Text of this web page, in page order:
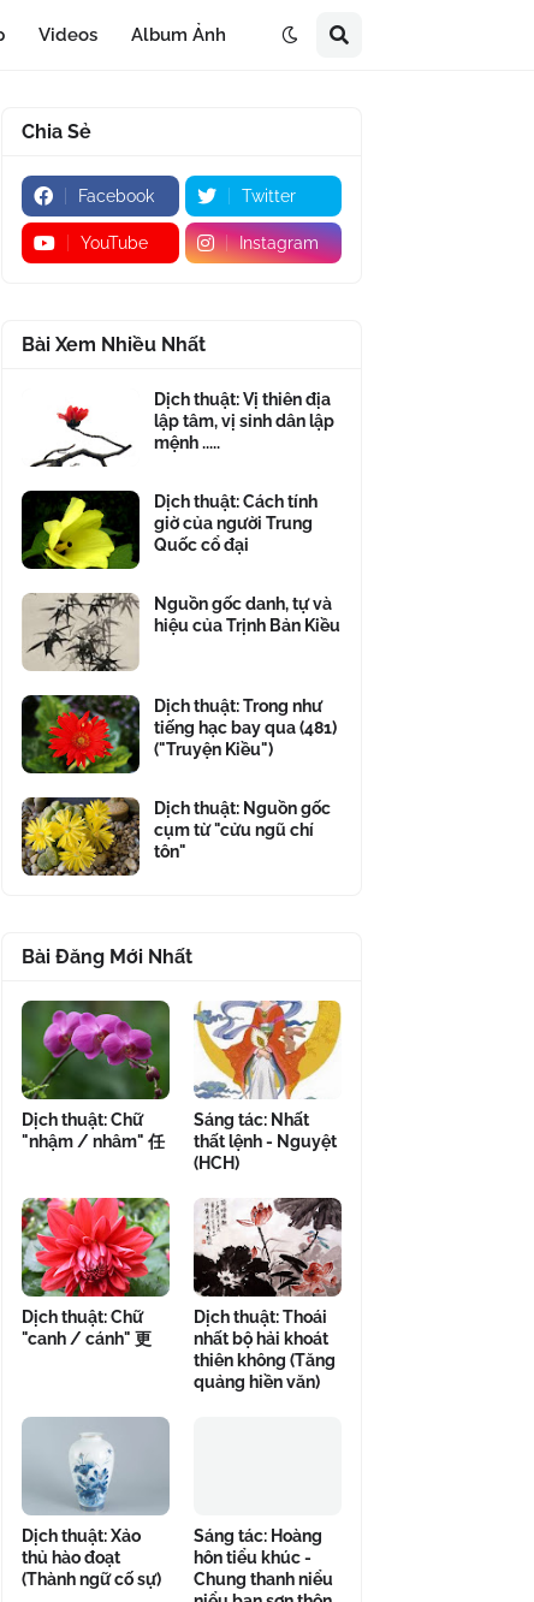
Videos Album Ảnh
Chia Sẻ
Facebook Twitter
YouTube Instagram
Bài Xem Nhiều Nhất
Dịch thuật: Vị thiên địa
lập tâm, vị sinh dân lập
mệnh .....
Dịch thuật: Cách tính
giờ của người Trung
Quốc cổ đại
Nguồn gốc danh, tự và
hiệu của Trịnh Bản Kiều
Dịch thuật: Trong như
tiếng hạc bay qua (481)
("Truyện Kiều")
Dịch thuật: Nguồn gốc
cụm từ "cửu ngũ chí
tôn"
Bài Đăng Mới Nhất
Dịch thuật: Chữ
"nhậm / nhâm" 任
Sáng tác: Nhất
thất lệnh - Nguyệt
(HCH)
Dịch thuật: Chữ
"canh / cánh" 更
Dịch thuật: Thoái
nhất bộ hải khoát
thiên không (Tăng
quảng hiền văn)
Dịch thuật: Xảo
thủ hào đoạt
(Thành ngữ cố sự)
Sáng tác: Hoàng
hôn tiểu khúc -
Chung thanh niểu